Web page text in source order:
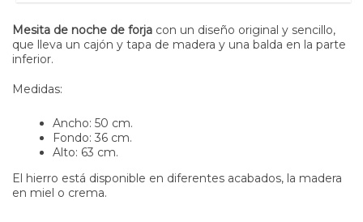
Mesita de noche de forja con un diseño original y sencillo,
que lleva un cajón y tapa de madera y una balda en la parte
inferior.
Medidas:
Ancho: 50 cm.
Fondo: 36 cm.
Alto: 63 cm.
El hierro está disponible en diferentes acabados, la madera
en miel o crema.